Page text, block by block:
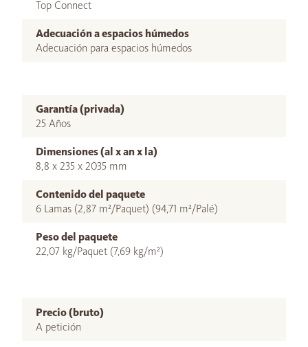
Top Connect
Adecuación a espacios húmedos
Adecuación para espacios húmedos
Garantía (privada)
25 Años
Dimensiones (al x an x la)
8,8 x 235 x 2035 mm
Contenido del paquete
6 Lamas (2,87 m²/Paquet) (94,71 m²/Palé)
Peso del paquete
22,07 kg/Paquet (7,69 kg/m²)
Precio (bruto)
A petición